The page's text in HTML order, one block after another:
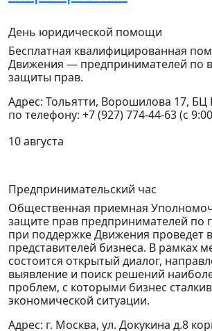
День юридической помощи
Бесплатная квалифицированная
Движения — предпринимателей по
защиты прав.
Адрес: Тольятти, Ворошилова 17, БЦ
по телефону: +7 (927) 774-44-63 (с
10 августа
Предпринимательский час
Общественная приемная
защите прав предпринимателей по
при поддержке Движения проведет
представителей бизнеса. В рамках
состоится открытый диалог,
выявление и поиск решений
проблем, с которыми бизнес
экономической ситуации.
Адрес: г. Москва, ул. Докукина д.8